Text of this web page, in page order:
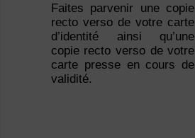
Faites parvenir une copie
recto verso de votre carte
d’identité ainsi qu’une
copie recto verso de votre
carte presse en cours de
validité.